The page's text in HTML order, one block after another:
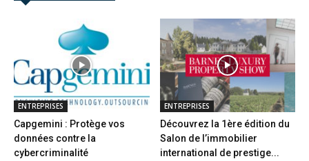
ENTREPRISES
Capgemini : Protège vos
données contre la
cybercriminalité
ENTREPRISES
Découvrez la 1ère édition du
Salon de l’immobilier
international de prestige...